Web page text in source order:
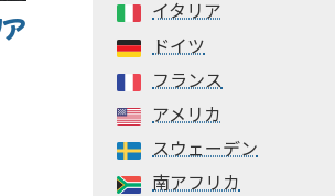
イタリア
ドイツ
フランス
アメリカ
スウェーデン
南アフリカ